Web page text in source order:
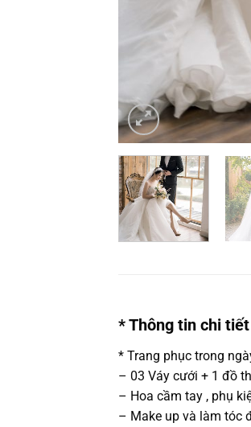
* Thông tin chi tiết
* Trang phục trong
– 03 Váy cưới + 1 đồ
– Hoa cầm tay , phụ
– Make up và làm tóc